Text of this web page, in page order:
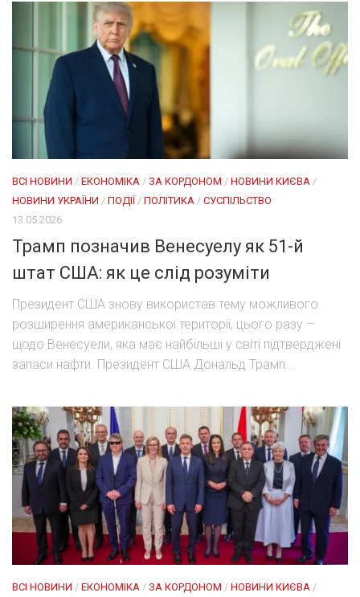
ВСІ НОВИНИ / ЕКОНОМІКА / ЗА КОРДОНОМ / НОВИНИ КИЄВА /
НОВИНИ УКРАЇНИ / ПОДІЇ / ПОЛІТИКА / СУСПІЛЬСТВО
13.05.2026
Трамп позначив Венесуелу як 51-й
штат США: як це слід розуміти
Президент США знову використав тему можливого
розширення американської території, цього разу –
щодо Венесуели, яка має найбільші у світі підтверджені
запаси нафти. Президент США Дональд Трамп...
ВСІ НОВИНИ / ЕКОНОМІКА / ЗА КОРДОНОМ / НОВИНИ КИЄВА /